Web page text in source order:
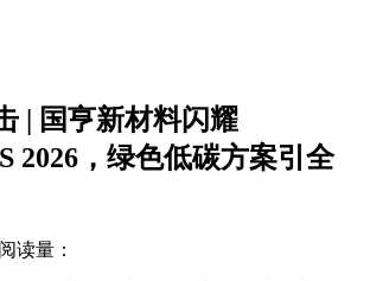
| 国亨新材料闪耀
2026，绿色低碳方案引全
阅读量：